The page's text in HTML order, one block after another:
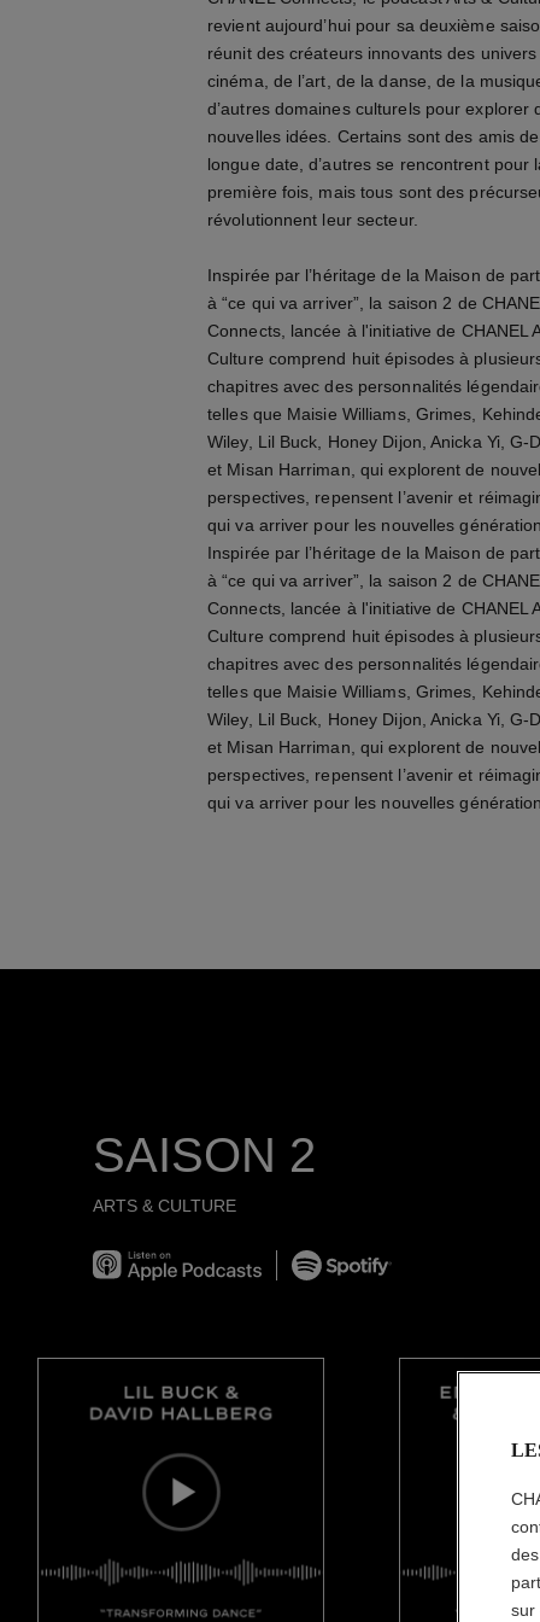
revient aujourd’hui pour sa deuxième
réunit des créateurs innovants des univers
cinéma, de l’art, de la danse, de la
d’autres domaines culturels pour explorer
nouvelles idées. Certains sont des amis de
longue date, d’autres se rencontrent pour
première fois, mais tous sont des
révolutionnent leur secteur.
Inspirée par l’héritage de la Maison de
à “ce qui va arriver”, la saison 2 de
Connects, lancée à l'initiative de CHANEL
Culture comprend huit épisodes à
chapitres avec des personnalités
telles que Maisie Williams, Grimes,
Wiley, Lil Buck, Honey Dijon, Anicka Yi, G-
et Misan Harriman, qui explorent de
perspectives, repensent l’avenir et
qui va arriver pour les nouvelles
Inspirée par l’héritage de la Maison de
à “ce qui va arriver”, la saison 2 de
Connects, lancée à l'initiative de CHANEL
Culture comprend huit épisodes à
chapitres avec des personnalités
telles que Maisie Williams, Grimes,
Wiley, Lil Buck, Honey Dijon, Anicka Yi, G-
et Misan Harriman, qui explorent de
perspectives, repensent l’avenir et
qui va arriver pour les nouvelles
SAISON 2
ARTS & CULTURE
sur